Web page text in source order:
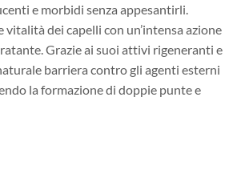
e morbidi senza appesantirli.
vitalità dei capelli con un’intensa azione
Grazie ai suoi attivi rigeneranti e
barriera contro gli agenti esterni
la formazione di doppie punte e